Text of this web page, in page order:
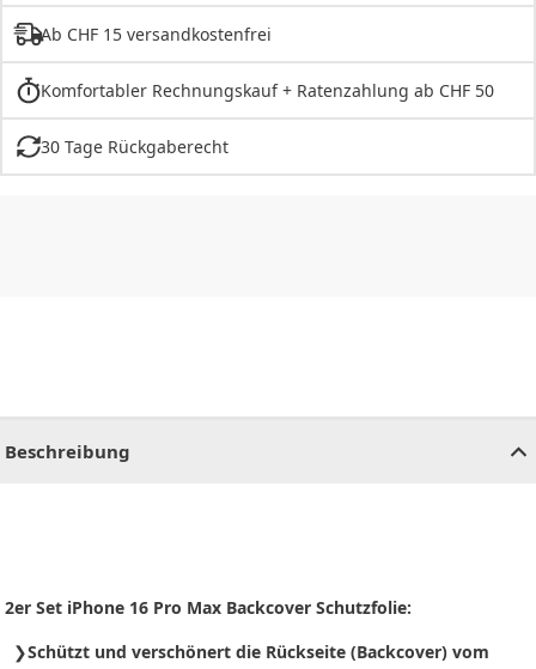
Ab CHF 15 versandkostenfrei
Komfortabler Rechnungskauf + Ratenzahlung ab CHF 50
30 Tage Rückgaberecht
Beschreibung
2er Set iPhone 16 Pro Max Backcover Schutzfolie:
Schützt und verschönert die Rückseite (Backcover) vom